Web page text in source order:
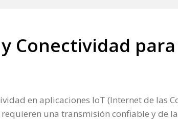
Conectividad
en aplicaciones IoT (Internet de las
una transmisión confiable y de